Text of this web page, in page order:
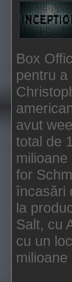
Box
pentru
avut
total de
for
încasări
la
Salt, cu
cu un